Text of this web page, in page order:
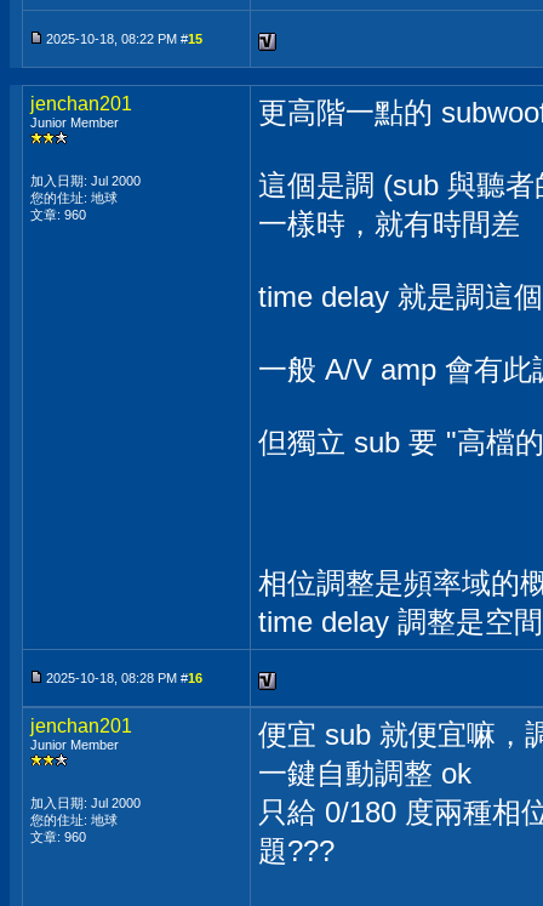
2025-10-18, 08:22 PM #15
jenchan201
Junior Member
加入日期: Jul 2000
您的住址: 地球
文章: 960
更高階一點的
這個是調 (sub 與聽
一樣時，就有時間差
time delay 就是調這
一般 A/V amp 會有此
但獨立 sub 要 "高檔
相位調整是頻率域的
time delay 調整是空
2025-10-18, 08:28 PM #16
jenchan201
Junior Member
加入日期: Jul 2000
您的住址: 地球
文章: 960
便宜 sub 就便宜嘛，
一鍵自動調整 ok
只給 0/180 度兩種相
題???